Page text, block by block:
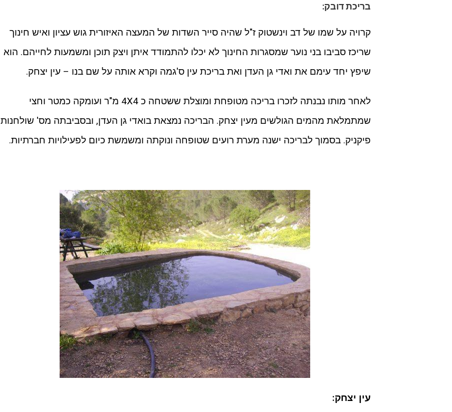
בריכת דובק:
קרויה על שמו של דב וינשטוק ז"ל שהיה סייר השדות של המעצה האיזורית גוש עציון ואיש חינוך
שריכז סביבו בני נוער שמסגרות החינוך לא יכלו להתמודד איתן ויצק תוכן ומשמעות לחייהם. הוא
שיפץ יחד עימם את ואדי גן העדן ואת בריכת עין ס'גמה וקרא אותה על שם בנו – עין יצחק.
לאחר מותו נבנתה לזכרו בריכה מטופחת ומוצלת ששטחה כ 4X4 מ"ר ועומקה כמטר וחצי
שמתמלאת מהמים הגולשים מעין יצחק. הבריכה נמצאת בואדי גן העדן, ובסביבתה מס' שולחנות
פיקניק. בסמוך לבריכה ישנה מערת רועים שטופחה ונוקתה ומשמשת כיום לפעילויות חברתיות.
עין יצחק: